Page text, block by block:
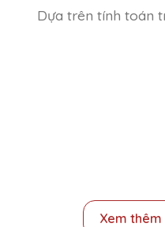
Dựa trên tính toán
Xem thêm